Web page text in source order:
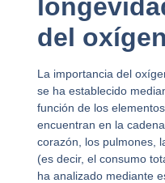
del
La importancia del
se ha establecido
función de los
encuentran en la
corazón, los pulmones,
(es decir, el consumo
ha analizado mediante